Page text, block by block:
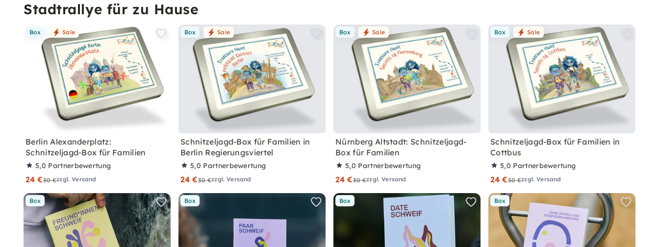
Stadtrallye für zu Hause
Box Sale
Berlin Alexanderplatz:
Schnitzeljagd-Box für Familien
5,0 Partnerbewertung
24 €30 €zzgl. Versand
Box Sale
Schnitzeljagd-Box für Familien in
Berlin Regierungsviertel
5,0 Partnerbewertung
24 €30 €zzgl. Versand
Box Sale
Nürnberg Altstadt: Schnitzeljagd-
Box für Familien
5,0 Partnerbewertung
24 €30 €zzgl. Versand
Box Sale
Schnitzeljagd-Box für Familien in
Cottbus
5,0 Partnerbewertung
24 €30 €zzgl. Versand
Box Box Box Box